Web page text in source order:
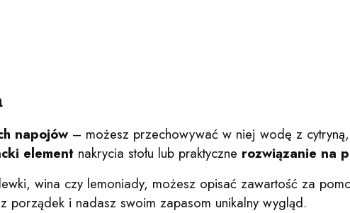
napojów– możesz przechowywać w niej wodę z
element nakrycia stołu lub praktyczne rozwiązanie na
wina czy lemoniady, możesz opisać zawartość za
porządek i nadasz swoim zapasom unikalny wygląd.